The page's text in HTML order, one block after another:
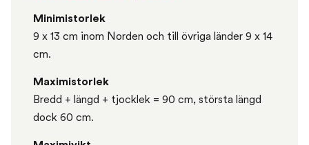
Minimistorlek
9 x 13 cm inom Norden och till övriga länder 9 x 14
cm.
Maximistorlek
Bredd + längd + tjocklek = 90 cm, största längd
dock 60 cm.